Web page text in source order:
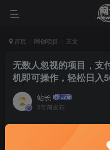
首页 网创项目 正文
无数人忽视的项目，支
机即可操作，轻松日入
站长
3年前发布